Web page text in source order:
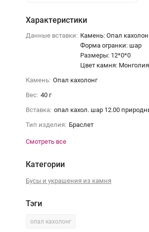
Характеристики
Данные вставки: Камень: Опал
Форма огранки: шар
Размеры: 12*0*0
Цвет камня: Монголия
Камень: Опал кахолонг
Вес: 40 г
Вставка: опал кахол. шар 12.00
Тип изделия: Браслет
Смотреть все
Категории
Бусы и украшения из камня
Тэги
опал кахолонг